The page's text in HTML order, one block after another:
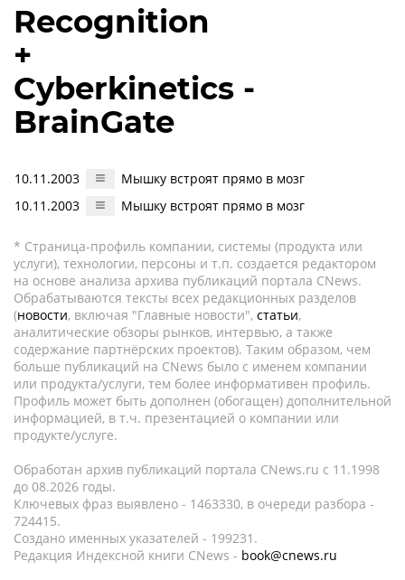
Recognition
+
Cyberkinetics -
BrainGate
10.11.2003
Мышку встроят прямо в мозг
10.11.2003
Мышку встроят прямо в мозг
* Страница-профиль компании, системы (продукта или
услуги), технологии, персоны и т.п. создается редактором
на основе анализа архива публикаций портала CNews.
Обрабатываются тексты всех редакционных разделов
(новости, включая "Главные новости", статьи,
аналитические обзоры рынков, интервью, а также
содержание партнёрских проектов). Таким образом, чем
больше публикаций на CNews было с именем компании
или продукта/услуги, тем более информативен профиль.
Профиль может быть дополнен (обогащен) дополнительной
информацией, в т.ч. презентацией о компании или
продукте/услуге.
Обработан архив публикаций портала CNews.ru c 11.1998
до 08.2026 годы.
Ключевых фраз выявлено - 1463330, в очереди разбора -
724415.
Создано именных указателей - 199231.
Редакция Индексной книги CNews - book@cnews.ru